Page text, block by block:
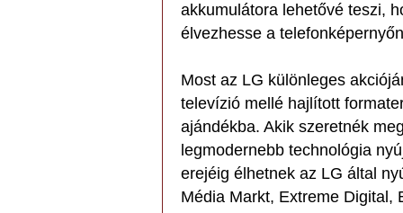
akkumulátora lehetővé teszi,
élvezhesse a
Most az LG különleges
televízió mellé hajlított
ajándékba. Akik szeretnék
legmodernebb technológia
erejéig élhetnek az LG által
Média Markt, Extreme Digital,